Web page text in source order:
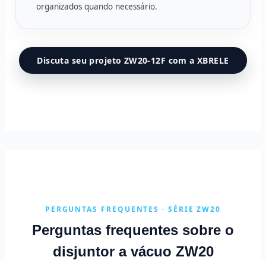
organizados quando necessário.
Discuta seu projeto ZW20-12F com a XBRELE
PERGUNTAS FREQUENTES · SÉRIE ZW20
Perguntas frequentes sobre o
disjuntor a vácuo ZW20